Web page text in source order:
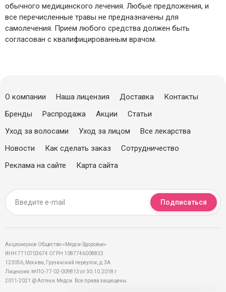
обычного медицинского лечения. Любые предложения, и
все перечисленные травы не предназначены для
самолечения. Прием любого средства должен быть
согласован с квалифицированным врачом.
О компании Наша лицензия Доставка
Контакты
Бренды
Распродажа Акции
Статьи
Уход за волосами
Уход за лицом
Все лекарства
Новости
Как сделать заказ
Сотрудничество
Реклама на сайте
Карта сайта
Подписаться
Акционерное Общество «Медси-Здоровье»
ИНН 7710703674 ОГРН 1087746008833
123056, Москва, Грузинский переулок, д.3А
Лицензия: №ЛО-77-02-009813 от 30.10.2018 г
2011-2021 @ Аптеки.Медси. Все права защищены